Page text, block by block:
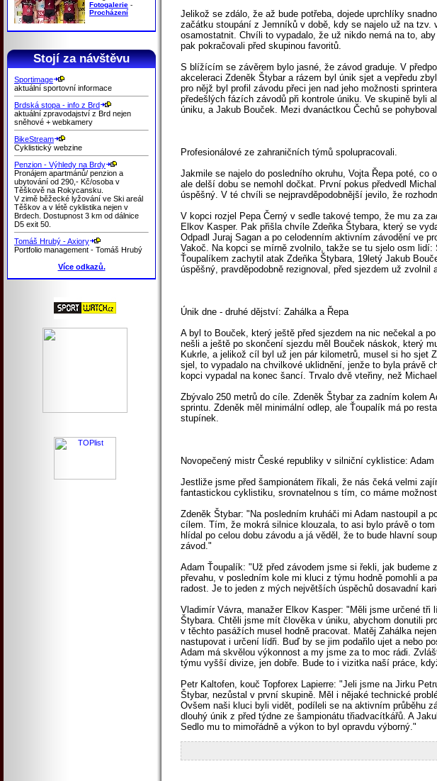
Fotogalerie -
Procházení
Stojí za návštěvu
Sportimage
aktuální sportovní informace
Brdská stopa - info z Brd
aktuální zpravodajství z Brd nejen
sněhové + webkamery
BikeStream
Cyklistický webzine
Penzion - Výhledy na Brdy
Pronájem apartmánů/ penzion a
ubytování od 290,- Kč/osoba v
Těškově na Rokycansku.
V zimě běžecké lyžování ve Ski areál
Těškov a v létě cyklistika nejen v
Brdech. Dostupnost 3 km od dálnice
D5 exit 50.
Tomáš Hrubý - Axiory
Portfolio management - Tomáš Hrubý
Více odkazů.
Jelikož se zdálo, že až bude potřeba, dojede uprchlíky
začátku stoupání z Jemníků v době, kdy se najelo už na
osamostatnit. Chvíli to vypadalo, že už nikdo nemá na to,
pak pokračovali před skupinou favoritů.
S blížícím se závěrem bylo jasné, že závod graduje. V
akceleraci Zdeněk Štybar a rázem byl únik sjet a vepředu
pro nějž byl profil závodu přeci jen nad jeho možnosti
předešlých fázích závodů při kontrole úniku. Ve skupině byli
úniku, a Jakub Bouček. Mezi dvanáctkou Čechů se
Profesionálové ze zahraničních týmů spolupracovali.
Jakmile se najelo do posledního okruhu, Vojta Řepa poté,
ale delší dobu se nemohl dočkat. První pokus předvedl
úspěšný. V té chvíli se nejpravděpodobnější jevilo, že
V kopci rozjel Pepa Černý v sedle takové tempo, že mu za
Elkov Kasper. Pak přišla chvíle Zdeňka Štybara, který se
Odpadl Juraj Sagan a po celodenním aktivním závodění ve
Vakoč. Na kopci se mírně zvolnilo, takže se tu sjelo osm
Ťoupalíkem zachytil atak Zdeňka Štybara, 19letý Jakub
úspěšný, pravděpodobně rezignoval, před sjezdem už zvolnil
Únik dne - druhé dějství: Zahálka a Řepa
A byl to Bouček, který ještě před sjezdem na nic nečekal a
nešli a ještě po skončení sjezdu měl Bouček náskok, který
Kukrle, a jelikož cíl byl už jen pár kilometrů, musel si ho sjet
sjel, to vypadalo na chvilkové uklidnění, jenže to byla právě
kopci vypadal na konec šancí. Trvalo dvě vteřiny, než
Zbývalo 250 metrů do cíle. Zdeněk Štybar za zadním kolem
sprintu. Zdeněk měl minimální odlep, ale Ťoupalík má po
stupínek.
Novopečený mistr České republiky v silniční cyklistice:
Jestliže jsme před šampionátem říkali, že nás čeká velmi
fantastickou cyklistiku, srovnatelnou s tím, co máme
Zdeněk Štybar: "Na posledním kruháči mi Adam nastoupil a
cílem. Tím, že mokrá silnice klouzala, to asi bylo právě o
hlídal po celou dobu závodu a já věděl, že to bude hlavní
závod."
Adam Ťoupalík: "Už před závodem jsme si řekli, jak
převahu, v posledním kole mi kluci z týmu hodně pomohli a
radost. Je to jeden z mých největších úspěchů dosavadní
Vladimír Vávra, manažer Elkov Kasper: "Měli jsme určené
Štybara. Chtěli jsme mít člověka v úniku, abychom donutili
v těchto pasážích musel hodně pracovat. Matěj Zahálka
nastupovat i určení lídři. Buď by se jim podařilo ujet a nebo
Adam má skvělou výkonnost a my jsme za to moc rádi.
týmu vyšší divize, jen dobře. Bude to i vizitka naší práce,
Petr Kaltofen, kouč Topforex Lapierre: "Jeli jsme na Jirku
Štybar, nezůstal v první skupině. Měl i nějaké technické
Ovšem naši kluci byli vidět, podíleli se na aktivním průběhu
dlouhý únik z před týdne ze šampionátu třiadvacítkářů. A
Sedlo mu to mimořádně a výkon to byl opravdu výborný."